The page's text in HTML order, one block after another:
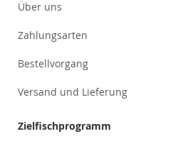
Über uns
Zahlungsarten
Bestellvorgang
Versand und Lieferung
Zielfischprogramm